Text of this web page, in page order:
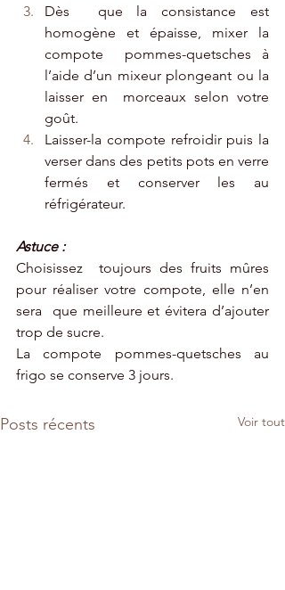
Dès  que la consistance est
homogène et épaisse, mixer la
compote  pommes-quetsches à
l’aide d’un mixeur plongeant ou la
laisser en  morceaux selon votre
goût.
Laisser-la compote refroidir puis la
verser dans des petits pots en verre
fermés et conserver les au
réfrigérateur.
Astuce :
Choisissez  toujours des fruits mûres
pour réaliser votre compote, elle n’en
sera  que meilleure et évitera d’ajouter
trop de sucre.
La compote pommes-quetsches au
frigo se conserve 3 jours.
Posts récents Voir tout